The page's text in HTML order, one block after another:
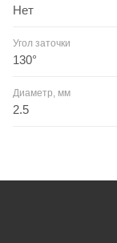
Нет
Угол заточки
130°
Диаметр, мм
2.5